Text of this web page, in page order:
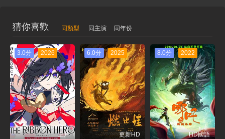
猜你喜歡 同類型 同主演 同年份
3.0分 2026
正片
6.0分 2025
更新HD
8.0分 2022
HD國語